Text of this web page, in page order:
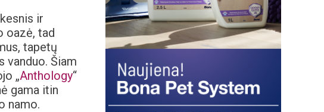
ir
oazė, tad
tapetų
vanduo. Šiam
„Anthology“
gama itin
namo.